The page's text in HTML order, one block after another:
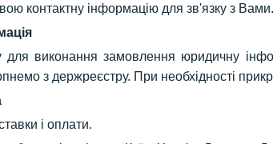
контактну інформацію для зв'язку з Вами.
для виконання замовлення юридичну
з держреєстру. При необхідності
і оплати.